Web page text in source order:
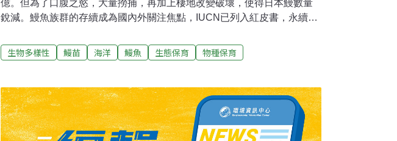
億。但為了口腹之慾，大量撈捕，再加上棲地改變破壞，使得日本鰻數量
銳減。鰻魚族群的存續成為國內外關注焦點，IUCN已列入紅皮書，永續存
本是全球最大的鰻魚市場，日本人在每年7月20日左右的「土用丑日」吃鰻
魚，不但視為補充體力的好方法，也形成獨特文化。雖台灣社會吃鰻魚仍
是重要漁產。然而，日本鰻（Anguilla japonica）流失速度止不住，使得國
際自然保護聯盟（IUCN）以及日本環境省分別將之列為瀕危物種紅皮書瀕
危等級、以及須保育物種名錄中。雖然日本鰻的產卵場僅有一個，但日
本、中國大陸、台灣和南韓都是日本鰻分佈國，因此這些國家之間的合
生物多樣性 鰻苗 海洋 鰻魚 生態保育 物種保育